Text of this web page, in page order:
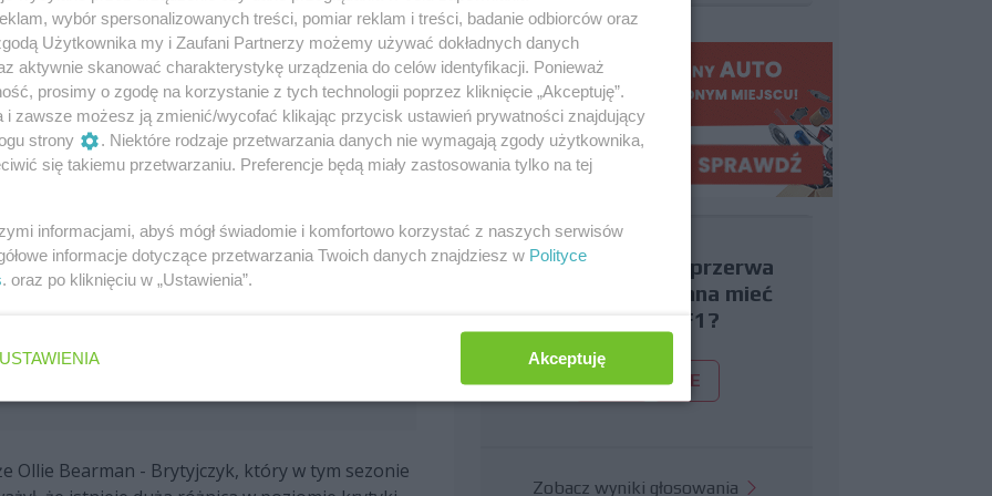
Formuły 1. George Russell powiedział
na tak ostrą krytykę, z jaką zmierzył się jego
komentarze i nadużycia w sieci, jest absolutnie
zaczęło się od błędu ludzi z Red Bulla i oni
zwłaszcza kiedy nie mają wszystkich
nie mają żadnej wymówki" -
i zastanowić się, dlaczego uważają coś takiego
w ogóle. Trudno mi to pojąć. To
Ollie Bearman - Brytyjczyk, który w tym sezonie
Czy uważasz, że przerwa
wakacyjna powinna mieć
miejsce w F1?
TAK NIE
Zobacz wyniki głosowania
wybór spersonalizowanych treści, pomiar reklam i treści, badanie odbiorców oraz
Użytkownika my i Zaufani Partnerzy możemy używać dokładnych danych
aktywnie skanować charakterystykę urządzenia do celów identyfikacji. Ponieważ
prosimy o zgodę na korzystanie z tych technologii poprzez kliknięcie „Akceptuję”.
i zawsze możesz ją zmienić/wycofać klikając przycisk ustawień prywatności znajdujący
strony
. Niektóre rodzaje przetwarzania danych nie wymagają zgody użytkownika,
się takiemu przetwarzaniu. Preferencje będą miały zastosowania tylko na tej
informacjami, abyś mógł świadomie i komfortowo korzystać z naszych serwisów
informacje dotyczące przetwarzania Twoich danych znajdziesz w Polityce
. oraz po kliknięciu w „Ustawienia”.
USTAWIENIA Akceptuję